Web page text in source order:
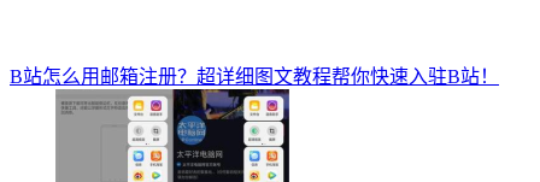
B站怎么用邮箱注册？超详细图文教程帮你快速入驻B站！